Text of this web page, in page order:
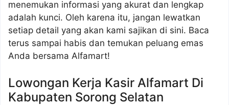
menemukan informasi yang akurat dan lengkap
adalah kunci. Oleh karena itu, jangan lewatkan
setiap detail yang akan kami sajikan di sini. Baca
terus sampai habis dan temukan peluang emas
Anda bersama Alfamart!
Lowongan Kerja Kasir Alfamart Di
Kabupaten Sorong Selatan